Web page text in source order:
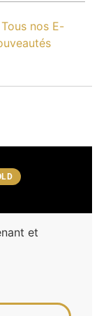
Tous nos E-
et